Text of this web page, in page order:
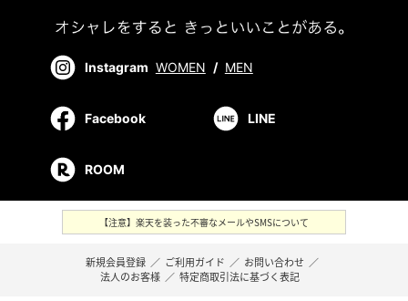
Instagram WOMEN / MEN
Facebook LINE
ROOM
【注意】楽天を装った不審なメールやSMSについて
新規会員登録 ／ ご利用ガイド ／ お問い合わせ ／
法人のお客様 ／ 特定商取引法に基づく表記